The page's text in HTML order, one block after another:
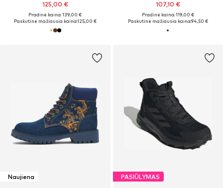
125,00 €
Pradinė kaina: 139,00 €
Paskutinė mažiausia kaina:125,00 €
107,10 €
Pradinė kaina: 119,00 €
Paskutinė mažiausia kaina:94,50 €
Naujiena PASIŪLYMAS